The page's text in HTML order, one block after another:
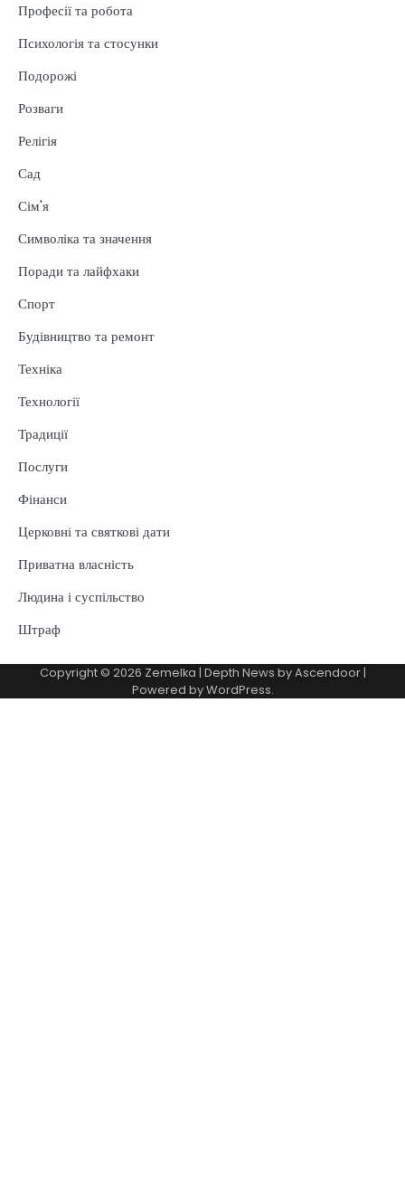
Професії та робота
Психологія та стосунки
Подорожі
Розваги
Релігія
Сад
Сім'я
Символіка та значення
Поради та лайфхаки
Спорт
Будівництво та ремонт
Техніка
Технології
Традиції
Послуги
Фінанси
Церковні та святкові дати
Приватна власність
Людина і суспільство
Штраф
Copyright © 2026 Zemelka | Depth News byAscendoor|
Powered byWordPress.